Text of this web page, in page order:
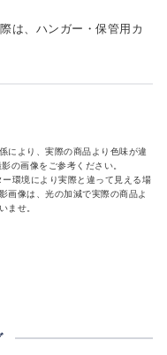
は、ハンガー・保管用カ
により、実際の商品より色味が違
の画像をご参考ください。
環境により実際と違って見える場
画像は、光の加減で実際の商品よ
ませ。